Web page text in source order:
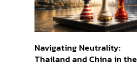
Navigating Neutrality:
Thailand and China in the